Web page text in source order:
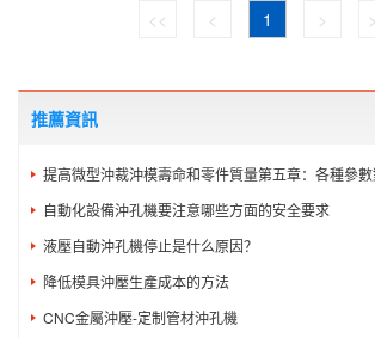
<< < 1 >
推薦資訊
提高微型沖裁沖模壽命和零件質量第五章：各種參數對毛邊質量和沖頭載荷/
自動化設備沖孔機要注意哪些方面的安全要求
液壓自動沖孔機停止是什么原因？
降低模具沖壓生產成本的方法
CNC金屬沖壓-定制管材沖孔機